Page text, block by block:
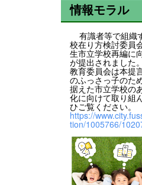
情報モラル
有識者等で組織
校在り方検討委員
生市立学校再編に
が提出されました
教育委員会は本提
のふっさっ子のた
据えた市立学校の
化に向けて取り組
ひご覧ください。
https://
tion/1005766/